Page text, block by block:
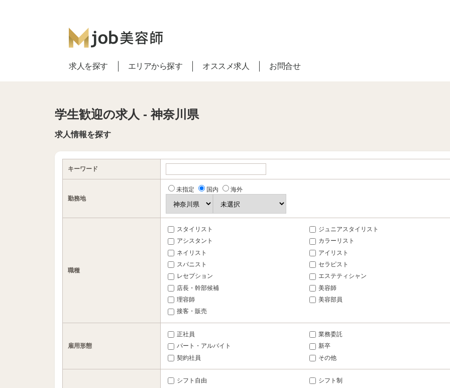
求人を探す エリアから探す オススメ求人 お問合せ
学生歓迎の求人 - 神奈川県
求人情報を探す
キーワード
勤務地
未指定 国内 海外
職種
スタイリスト
ジュニアスタイリスト
アシスタント
カラーリスト
ネイリスト
アイリスト
スパニスト
セラピスト
レセプション
エステティシャン
店長・幹部候補
美容師
理容師
美容部員
接客・販売
雇用形態
正社員
業務委託
パート・アルバイト
新卒
契約社員
その他
シフト自由
シフト制